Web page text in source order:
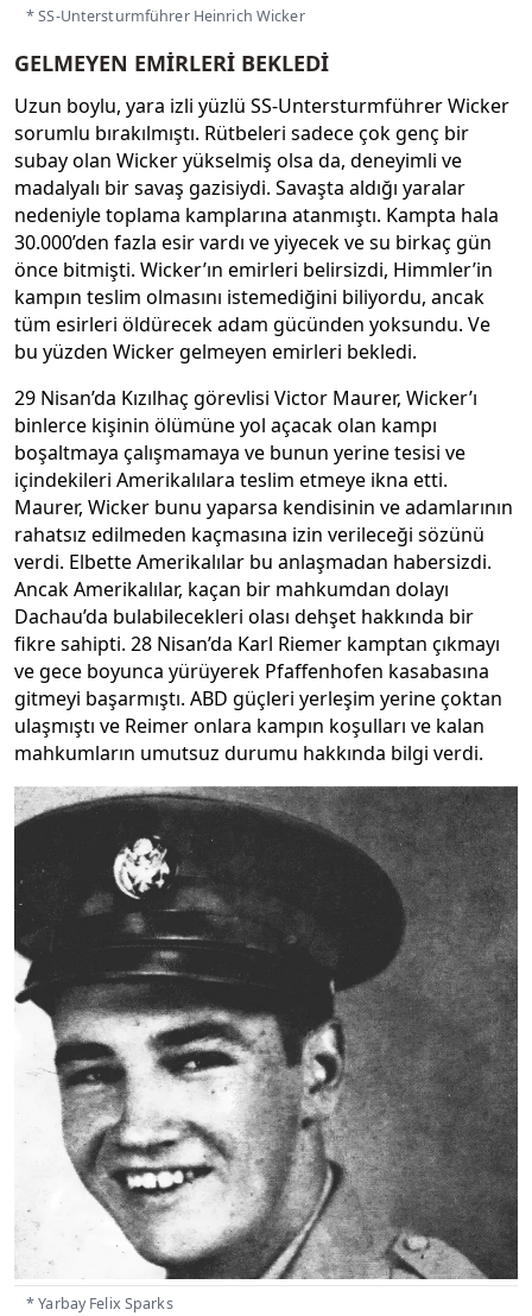
* SS-Untersturmführer Heinrich Wicker
GELMEYEN EMİRLERİ BEKLEDİ
Uzun boylu, yara izli yüzlü SS-Untersturmführer Wicker
sorumlu bırakılmıştı. Rütbeleri sadece çok genç bir
subay olan Wicker yükselmiş olsa da, deneyimli ve
madalyalı bir savaş gazisiydi. Savaşta aldığı yaralar
nedeniyle toplama kamplarına atanmıştı. Kampta hala
30.000’den fazla esir vardı ve yiyecek ve su birkaç gün
önce bitmişti. Wicker’ın emirleri belirsizdi, Himmler’in
kampın teslim olmasını istemediğini biliyordu, ancak
tüm esirleri öldürecek adam gücünden yoksundu. Ve
bu yüzden Wicker gelmeyen emirleri bekledi.
29 Nisan’da Kızılhaç görevlisi Victor Maurer, Wicker’ı
binlerce kişinin ölümüne yol açacak olan kampı
boşaltmaya çalışmamaya ve bunun yerine tesisi ve
içindekileri Amerikalılara teslim etmeye ikna etti.
Maurer, Wicker bunu yaparsa kendisinin ve adamlarının
rahatsız edilmeden kaçmasına izin verileceği sözünü
verdi. Elbette Amerikalılar bu anlaşmadan habersizdi.
Ancak Amerikalılar, kaçan bir mahkumdan dolayı
Dachau’da bulabilecekleri olası dehşet hakkında bir
fikre sahipti. 28 Nisan’da Karl Riemer kamptan çıkmayı
ve gece boyunca yürüyerek Pfaffenhofen kasabasına
gitmeyi başarmıştı. ABD güçleri yerleşim yerine çoktan
ulaşmıştı ve Reimer onlara kampın koşulları ve kalan
mahkumların umutsuz durumu hakkında bilgi verdi.
* Yarbay Felix Sparks